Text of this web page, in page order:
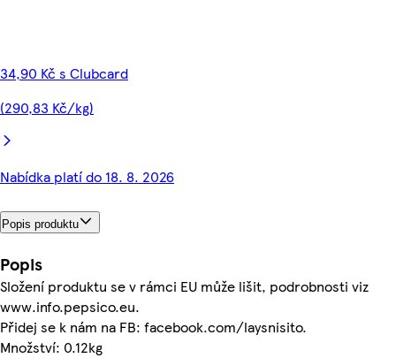
34,90 Kč s Clubcard
(290,83 Kč/kg)
Nabídka platí do 18. 8. 2026
Popis produktu
Popis
Složení produktu se v rámci EU může lišit, podrobnosti viz
www.info.pepsico.eu.
Přidej se k nám na FB: facebook.com/laysnisito.
Množství: 0.12kg